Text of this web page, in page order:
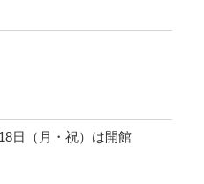
新版、こぐま社）、泣
「おばけのどろんどろ
ズ（1980年-1989年、
絵など、多彩な創作
。
日（月・祝）は開館